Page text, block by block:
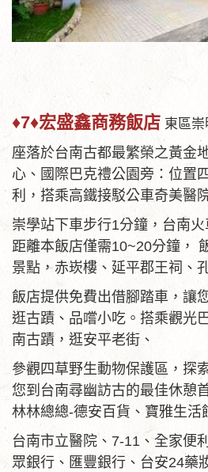
♦7♦宏盛鑫商務飯店 東區
座落於台南古都最繁榮之黃金
心、國際巴克禮公園旁：位置
利，搭乘高鐵接駁公車奇美醫
崇學站下車步行1分鐘，台南
距離本飯店僅需10~20分鐘，
景點，赤崁樓、延平郡王祠、
飯店提供免費出借腳踏車，讓
逛古蹟、品嚐小吃。搭乘觀光
南古蹟，逛安平老街、
參觀四草野生動物保護區，探
您到台南尋幽訪古的最佳休憩
林林總總-德安百貨、寶雅生活
台南市立醫院、7-11、全家便
眾銀行、匯豐銀行、台安24藥